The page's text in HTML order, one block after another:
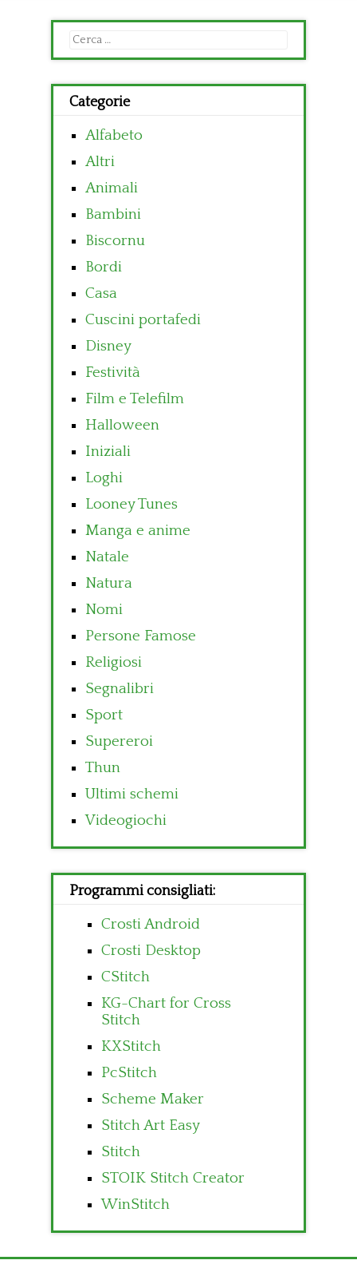
Ricerca
per:
Categorie
Alfabeto
Altri
Animali
Bambini
Biscornu
Bordi
Casa
Cuscini portafedi
Disney
Festività
Film e Telefilm
Halloween
Iniziali
Loghi
Looney Tunes
Manga e anime
Natale
Natura
Nomi
Persone Famose
Religiosi
Segnalibri
Sport
Supereroi
Thun
Ultimi schemi
Videogiochi
Programmi consigliati:
Crosti Android
Crosti Desktop
CStitch
KG-Chart for Cross
Stitch
KXStitch
PcStitch
Scheme Maker
Stitch Art Easy
Stitch
STOIK Stitch Creator
WinStitch